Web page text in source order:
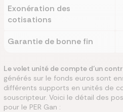
Exonération des
cotisations
Garantie de bonne fin
Le volet unité de compte d’un
générés sur le fonds euros sont
différents supports en unités de
souscripteur. Voici le détail des
pour le PER Gan :